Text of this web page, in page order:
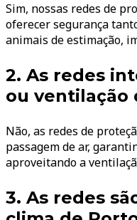
Sim, nossas redes de
oferecer segurança
animais de estimação,
2. As redes
ou ventilação
Não, as redes de
passagem de ar,
aproveitando a
3. As redes